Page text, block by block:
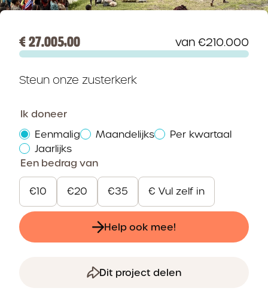
€ 27.005,00 van €210.000
Steun onze zusterkerk
Ik doneer
Eenmalig
Maandelijks
Per kwartaal
Jaarlijks
Een bedrag van
€10 €20 €35 € Vul zelf in
Help ook mee!
Dit project delen